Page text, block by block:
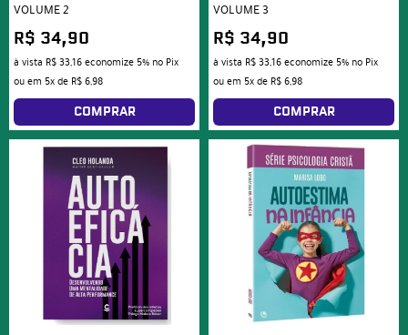
VOLUME 2
R$ 34,90
à vista R$ 33,16economize 5% no Pix
ou em 5xde R$ 6,98
COMPRAR
VOLUME 3
R$ 34,90
à vista R$ 33,16economize 5% no Pix
ou em 5xde R$ 6,98
COMPRAR